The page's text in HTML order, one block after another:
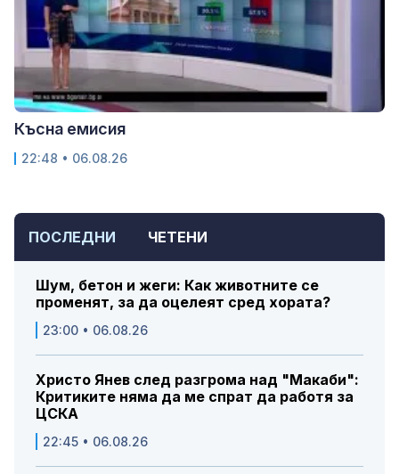
ПОСЛЕДНИ ЧЕТЕНИ
Шум, бетон и жеги: Как животните се
променят, за да оцелеят сред хората?
23:00 • 06.08.26
Христо Янев след разгрома над "Макаби":
Критиките няма да ме спрат да работя за
ЦСКА
22:45 • 06.08.26
Късна емисия
22:48 • 06.08.26